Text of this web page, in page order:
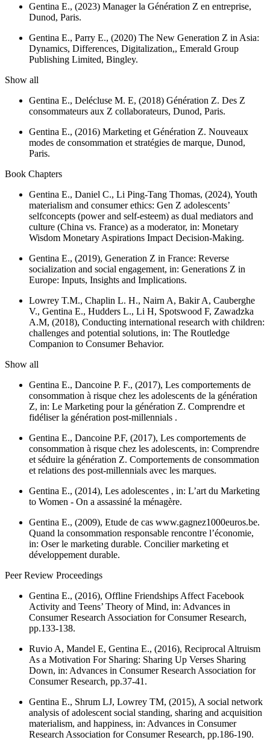
Gentina E., (2023) Manager la Génération Z en entreprise,
Dunod, Paris.
Gentina E., Parry E., (2020) The New Generation Z in Asia:
Dynamics, Differences, Digitalization,, Emerald Group
Publishing Limited, Bingley.
Show all
Gentina E., Delécluse M. E, (2018) Génération Z. Des Z
consommateurs aux Z collaborateurs, Dunod, Paris.
Gentina E., (2016) Marketing et Génération Z. Nouveaux
modes de consommation et stratégies de marque, Dunod,
Paris.
Book Chapters
Gentina E., Daniel C., Li Ping-Tang Thomas, (2024), Youth
materialism and consumer ethics: Gen Z adolescents’
selfconcepts (power and self-esteem) as dual mediators and
culture (China vs. France) as a moderator, in: Monetary
Wisdom Monetary Aspirations Impact Decision-Making.
Gentina E., (2019), Generation Z in France: Reverse
socialization and social engagement, in: Generations Z in
Europe: Inputs, Insights and Implications.
Lowrey T.M., Chaplin L. H., Nairn A, Bakir A, Cauberghe
V., Gentina E., Hudders L., Li H, Spotswood F, Zawadzka
A.M, (2018), Conducting international research with children:
challenges and potential solutions, in: The Routledge
Companion to Consumer Behavior.
Show all
Gentina E., Dancoine P. F., (2017), Les comportements de
consommation à risque chez les adolescents de la génération
Z, in: Le Marketing pour la génération Z. Comprendre et
fidéliser la génération post-millennials .
Gentina E., Dancoine P.F, (2017), Les comportements de
consommation à risque chez les adolescents, in: Comprendre
et séduire la génération Z. Comportements de consommation
et relations des post-millennials avec les marques.
Gentina E., (2014), Les adolescentes , in: L’art du Marketing
to Women - On a assassiné la ménagère.
Gentina E., (2009), Etude de cas www.gagnez1000euros.be.
Quand la consommation responsable rencontre l’économie,
in: Oser le marketing durable. Concilier marketing et
développement durable.
Peer Review Proceedings
Gentina E., (2016), Offline Friendships Affect Facebook
Activity and Teens’ Theory of Mind, in: Advances in
Consumer Research Association for Consumer Research,
pp.133-138.
Ruvio A, Mandel E, Gentina E., (2016), Reciprocal Altruism
As a Motivation For Sharing: Sharing Up Verses Sharing
Down, in: Advances in Consumer Research Association for
Consumer Research, pp.37-41.
Gentina E., Shrum LJ, Lowrey TM, (2015), A social network
analysis of adolescent social standing, sharing and acquisition
materialism, and happiness, in: Advances in Consumer
Research Association for Consumer Research, pp.186-190.